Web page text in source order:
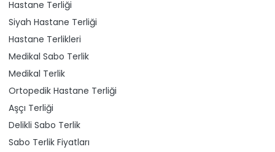
Hastane Terliği
Siyah Hastane Terliği
Hastane Terlikleri
Medikal Sabo Terlik
Medikal Terlik
Ortopedik Hastane Terliği
Aşçı Terliği
Delikli Sabo Terlik
Sabo Terlik Fiyatları